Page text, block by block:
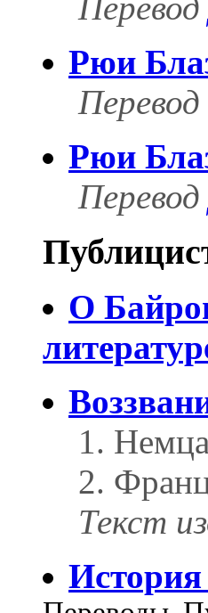
Перевод
Рюи
Перевод
Pюи
Перевод
О
1.
2.
Текст
История